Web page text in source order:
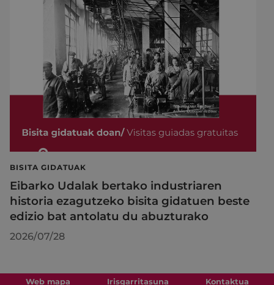
BISITA GIDATUAK
Eibarko Udalak bertako industriaren
historia ezagutzeko bisita gidatuen beste
edizio bat antolatu du abuzturako
2026/07/28
Web mapa Irisgarritasuna Kontaktua